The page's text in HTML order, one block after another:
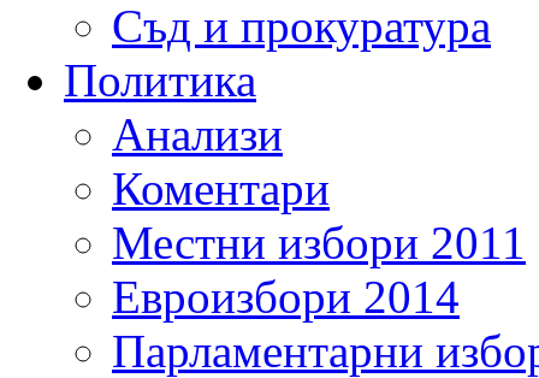
Съд и прокуратура
Политика
Анализи
Коментари
Местни избори 2011
Евроизбори 2014
Парламентарни